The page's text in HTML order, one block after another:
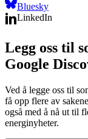
Bluesky
LinkedIn
Legg oss til
Google
Ved å legge oss til
få opp flere av
også med å nå ut til
energinyheter.